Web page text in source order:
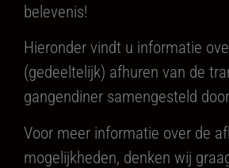
belevenis!
Hieronder vindt u informatie
(gedeeltelijk) afhuren van de
gangendiner samengesteld
Voor meer informatie over de
mogelijkheden, denken wij